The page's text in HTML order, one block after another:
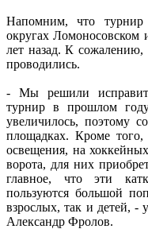
Напомним, что
округах Ломоносовском
лет назад. К сожалению,
проводились.
- Мы решили
турнир в прошлом
увеличилось, поэтому
площадках. Кроме
освещения, на
ворота, для них
главное, что эти
пользуются большой
взрослых, так и детей, -
Александр Фролов.